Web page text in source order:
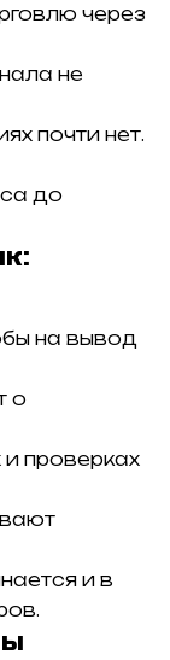
через
не
почти нет.
до
на вывод
о
проверках
и в